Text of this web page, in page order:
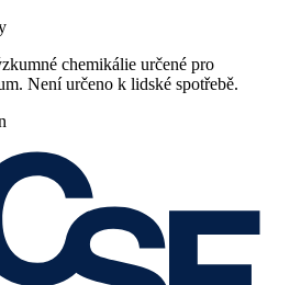
chemikálie určené pro
Není určeno k lidské spotřebě.